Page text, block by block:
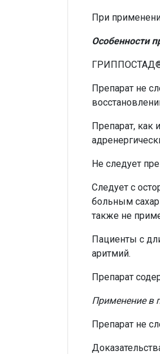
При
Особенности
ГРИППОСТАД®
Препарат не
Препарат, как
Не следует
Следует с
больным
также не
Пациенты с
аритмий.
Препарат
Применение в
Препарат не